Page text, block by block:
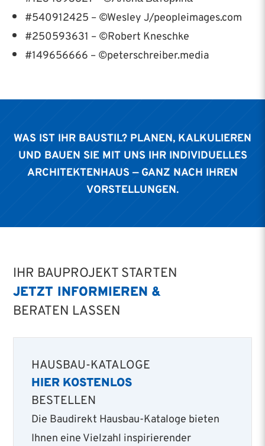
#540912425 – ©Wesley J/peopleimages.com
#250593631 – ©Robert Kneschke
#149656666 – ©peterschreiber.media
WAS IST IHR BAUSTIL? PLANEN, KALKULIEREN
UND BAUEN SIE MIT UNS IHR INDIVIDUELLES
ARCHITEKTENHAUS — GANZ NACH IHREN
VORSTELLUNGEN.
IHR BAUPROJEKT STARTEN
JETZT INFORMIEREN &
BERATEN LASSEN
HAUSBAU-KATALOGE
HIER KOSTENLOS
BESTELLEN
Die Baudirekt Hausbau-Kataloge bieten
Ihnen eine Vielzahl inspirierender